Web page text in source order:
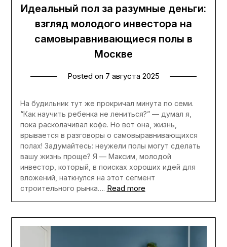
Идеальный пол за разумные деньги:
взгляд молодого инвестора на
самовыравнивающиеся полы в
Москве
Posted on 7 августа 2025
На будильник тут же прокричал минута по семи.
“Как научить ребенка не лениться?” — думал я,
пока расколачивал кофе. Но вот она, жизнь,
врывается в разговоры о самовыравнивающихся
полах! Задумайтесь: неужели полы могут сделать
вашу жизнь проще? Я — Максим, молодой
инвестор, который, в поисках хороших идей для
вложений, наткнулся на этот сегмент
строительного рынка…. Read more